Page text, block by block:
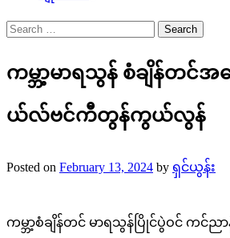
Search
for:
ကမ္ဘာ့မာရသွန် စံချိန်တင်အ
ယ်လ်ဗင်ကီတွန်ကွယ်လွန်
Posted on February 13, 2024 by ရှင်ယွန်း
ကမ္ဘာ့စံချိန်တင် မာရသွန်ပြိုင်ပွဲဝင် ကင်